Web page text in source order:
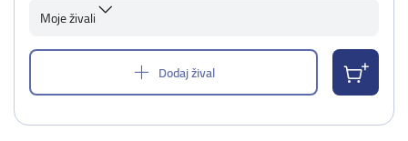
Moje živali
Dodaj žival